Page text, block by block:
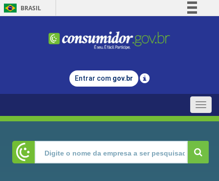
BRASIL
Comunica BR
Legislação
Entrar com gov.br
Toggle